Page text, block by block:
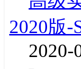
2020版-
2020-